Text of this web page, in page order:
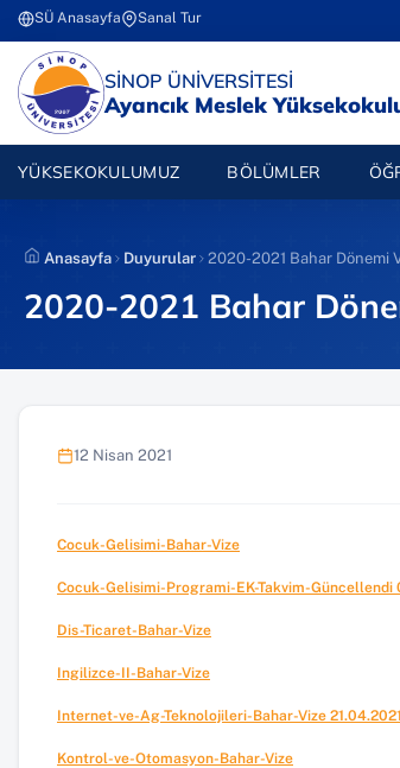
İçeriğe
atla
SÜ Anasayfa
(yeni sekmede açılır)
Sanal Tur
(yeni sekmede açılır)
SİNOP ÜNİVERSİTESİ(YENI
Ayancık Meslek
YÜKSEKOKULUMUZ BÖLÜMLER
Anasayfa Duyurular 2020-2021 Bahar Dönemi
2020-2021 Bahar
12 Nisan 2021
Cocuk-Gelisimi-Bahar-Vize
Cocuk-Gelisimi-Programi-EK-Takvim-Güncellendi
Dis-Ticaret-Bahar-Vize
Ingilizce-II-Bahar-Vize
Internet-ve-Ag-Teknolojileri-Bahar-Vize
Kontrol-ve-Otomasyon-Bahar-Vize